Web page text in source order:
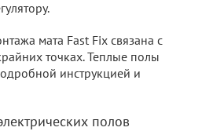
мата Fast Fix связана с
точках. Теплые полы
инструкцией и
полов